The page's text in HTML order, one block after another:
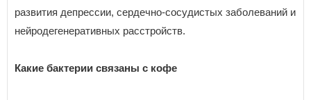
развития депрессии, сердечно-сосудистых заболеваний и
нейродегенеративных расстройств.
Какие бактерии связаны с кофе